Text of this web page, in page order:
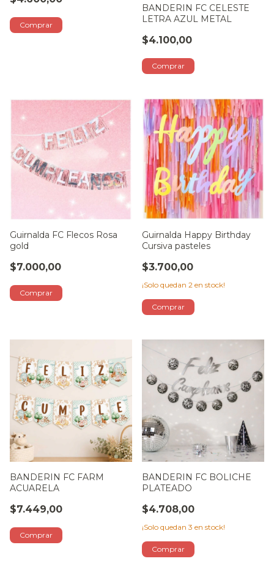
BANDERIN FC CELESTE
LETRA AZUL METAL
$4.100,00
Guirnalda FC Flecos Rosa
gold
$7.000,00
Guirnalda Happy Birthday
Cursiva pasteles
$3.700,00
¡Solo quedan 2 en stock!
BANDERIN FC FARM
ACUARELA
$7.449,00
BANDERIN FC BOLICHE
PLATEADO
$4.708,00
¡Solo quedan 3 en stock!